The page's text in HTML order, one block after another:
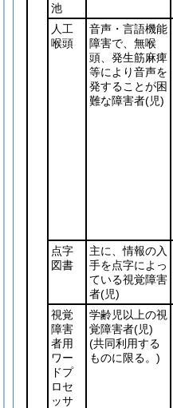
池
人工
喉頭
音声・言語機能
障害で、無喉
頭、発生筋麻痺
等により音声を
発することが困
難な障害者(児)
点字
図書
主に、情報の入
手を点字によっ
ている視覚障害
者(児)
視覚
障害
者用
ワー
ドプ
ロセ
ッサ
学齢児以上の視
覚障害者(児)
(共同利用する
ものに限る。)